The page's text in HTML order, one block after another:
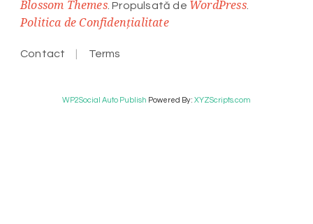
Blossom Themes. Propulsată de WordPress.
Politica de Confidențialitate
Contact Terms
WP2Social Auto Publish Powered By : XYZScripts.com